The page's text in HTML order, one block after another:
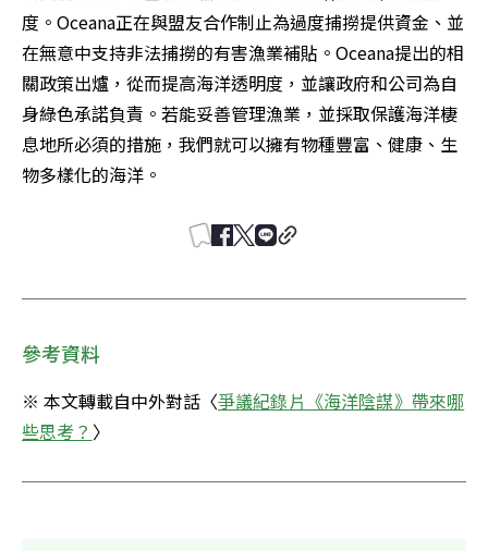
度。Oceana正在與盟友合作制止為過度捕撈提供資金、並
在無意中支持非法捕撈的有害漁業補貼。Oceana提出的相
關政策出爐，從而提高海洋透明度，並讓政府和公司為自
身綠色承諾負責。若能妥善管理漁業，並採取保護海洋棲
息地所必須的措施，我們就可以擁有物種豐富、健康、生
物多樣化的海洋。
參考資料
※ 本文轉載自中外對話〈爭議紀錄片《海洋陰謀》帶來哪
些思考？ 〉